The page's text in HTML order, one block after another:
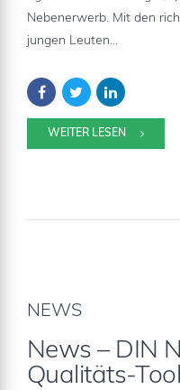
Nebenerwerb. Mit den
jungen Leuten...
WEITER LESEN
NEWS
News – DIN
Qualitäts-Tool